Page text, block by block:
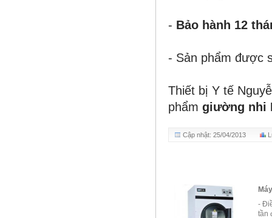
- Bảo hành 12
- Sản phẩm được
Thiết bị Y tế
phẩm giường nhi
Cập nhật: 25/04/2013
-
tần